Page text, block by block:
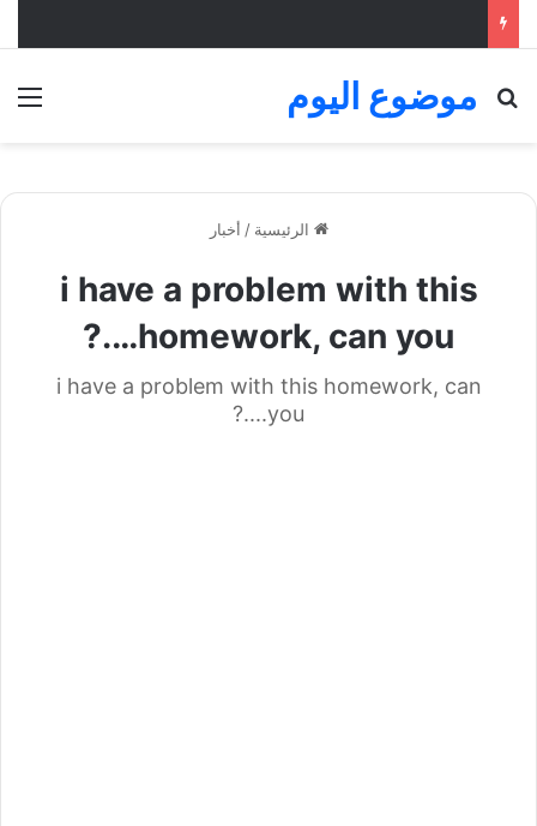
موضوع اليوم
بحث عن
الرئيسية / أخبار
i have a problem with this
homework, can you….?
i have a problem with this homework, can
you....?